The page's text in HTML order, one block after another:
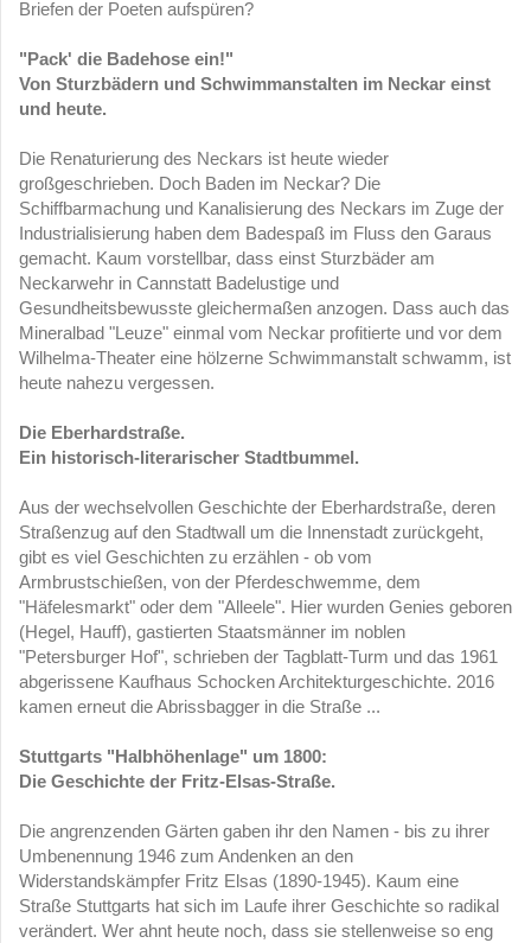
Briefen der Poeten aufspüren?
"Pack' die Badehose ein!"
Von Sturzbädern und Schwimmanstalten im Neckar einst
und heute.
Die Renaturierung des Neckars ist heute wieder
großgeschrieben. Doch Baden im Neckar? Die
Schiffbarmachung und Kanalisierung des Neckars im Zuge der
Industrialisierung haben dem Badespaß im Fluss den Garaus
gemacht. Kaum vorstellbar, dass einst Sturzbäder am
Neckarwehr in Cannstatt Badelustige und
Gesundheitsbewusste gleichermaßen anzogen. Dass auch das
Mineralbad "Leuze" einmal vom Neckar profitierte und vor dem
Wilhelma-Theater eine hölzerne Schwimmanstalt schwamm, ist
heute nahezu vergessen.
Die Eberhardstraße.
Ein historisch-literarischer Stadtbummel.
Aus der wechselvollen Geschichte der Eberhardstraße, deren
Straßenzug auf den Stadtwall um die Innenstadt zurückgeht,
gibt es viel Geschichten zu erzählen - ob vom
Armbrustschießen, von der Pferdeschwemme, dem
"Häfelesmarkt" oder dem "Alleele". Hier wurden Genies geboren
(Hegel, Hauff), gastierten Staatsmänner im noblen
"Petersburger Hof", schrieben der Tagblatt-Turm und das 1961
abgerissene Kaufhaus Schocken Architekturgeschichte. 2016
kamen erneut die Abrissbagger in die Straße ...
Stuttgarts "Halbhöhenlage" um 1800:
Die Geschichte der Fritz-Elsas-Straße.
Die angrenzenden Gärten gaben ihr den Namen - bis zu ihrer
Umbenennung 1946 zum Andenken an den
Widerstandskämpfer Fritz Elsas (1890-1945). Kaum eine
Straße Stuttgarts hat sich im Laufe ihrer Geschichte so radikal
verändert. Wer ahnt heute noch, dass sie stellenweise so eng